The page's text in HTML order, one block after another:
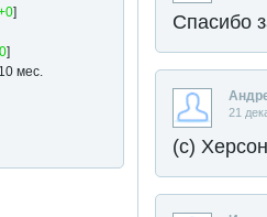
Спасибо
21
(с)
]
]
мес.